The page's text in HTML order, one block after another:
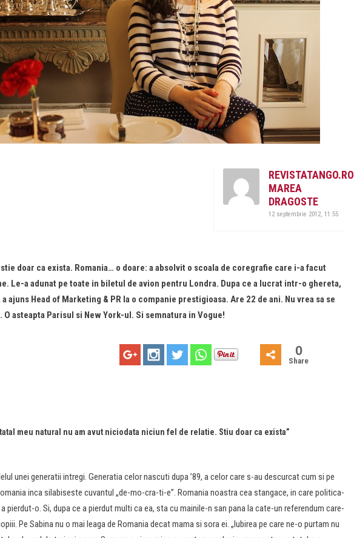
REVISTATANGO.RO
MAREA
DRAGOSTE
12 septembrie 2012, 11:55
doar ca exista. Romania… o doare: a absolvit o scoala de coregrafie care i-a facut
Le-a adunat pe toate in biletul de avion pentru Londra. Dupa ce a lucrat intr-o ghereta,
ajuns Head of Marketing & PR la o companie prestigioasa. Are 22 de ani. Nu vrea sa se
O asteapta Parisul si New York-ul. Si semnatura in Vogue!
0
Share
tatal meu natural nu am avut niciodata niciun fel de relatie. Stiu doar ca exista”
unei generatii intregi. Generatia celor nascuti dupa ’89, a celor care s-au descurcat cum si pe
inca silabiseste cuvantul „de-mo-cra-ti-e”. Romania noastra cea stangace, in care politica-
pierdut-o. Si, dupa ce a pierdut multi ca ea, sta cu mainile-n san pana la cate-un referendum care-
Pe Sabina nu o mai leaga de Romania decat mama si sora ei. „Iubirea pe care ne-o purtam nu